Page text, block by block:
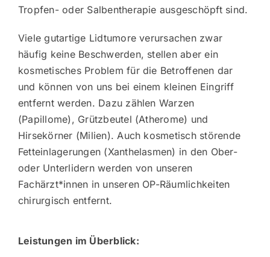
Tropfen- oder Salbentherapie ausgeschöpft sind.
Viele gutartige Lidtumore verursachen zwar
häufig keine Beschwerden, stellen aber ein
kosmetisches Problem für die Betroffenen dar
und können von uns bei einem kleinen Eingriff
entfernt werden. Dazu zählen Warzen
(Papillome), Grützbeutel (Atherome) und
Hirsekörner (Milien). Auch kosmetisch störende
Fetteinlagerungen (Xanthelasmen) in den Ober-
oder Unterlidern werden von unseren
Fachärzt*innen in unseren OP-Räumlichkeiten
chirurgisch entfernt.
Leistungen im Überblick: